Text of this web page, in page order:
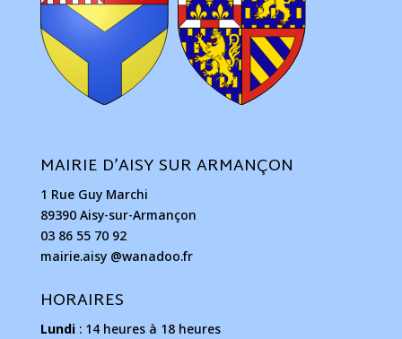
MAIRIE D’AISY SUR ARMANÇON
1 Rue Guy Marchi
89390 Aisy-sur-Armançon
03 86 55 70 92
mairie.aisy @wanadoo.fr
HORAIRES
Lundi: 14 heures à 18 heures